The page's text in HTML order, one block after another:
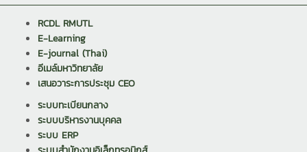
RCDL RMUTL
E-Learning
E-journal (Thai)
อีเมล์มหาวิทยาลัย
เสนอวาระการประชุม CEO
ระบบทะเบียนกลาง
ระบบบริหารงานบุคคล
ระบบ ERP